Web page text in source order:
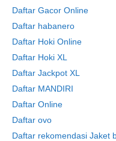
Daftar Gacor Online
Daftar habanero
Daftar Hoki Online
Daftar Hoki XL
Daftar Jackpot XL
Daftar MANDIRI
Daftar Online
Daftar ovo
Daftar rekomendasi Jaket